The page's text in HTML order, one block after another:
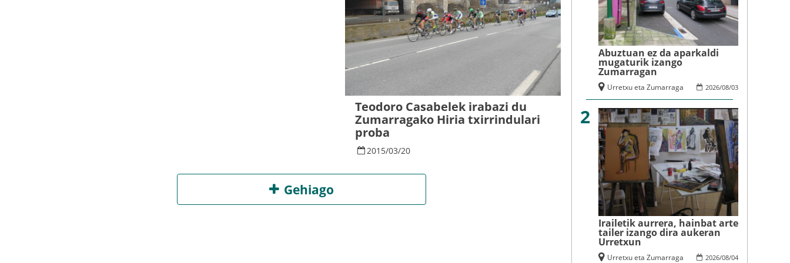
Teodoro Casabelek irabazi du
Zumarragako Hiria txirrindulari
proba
2015/03/20
Gehiago
Abuztuan ez da aparkaldi
mugaturik izango
Zumarragan
2026/08/03
Urretxu eta Zumarraga
2
Irailetik aurrera, hainbat arte
tailer izango dira aukeran
Urretxun
2026/08/04
Urretxu eta Zumarraga